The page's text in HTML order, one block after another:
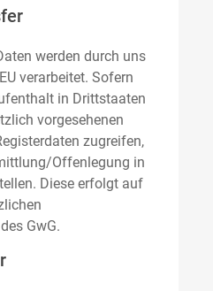
werden durch uns
verarbeitet. Sofern
in Drittstaaten
vorgesehenen
zugreifen,
Offenlegung in
Diese erfolgt auf
GwG.